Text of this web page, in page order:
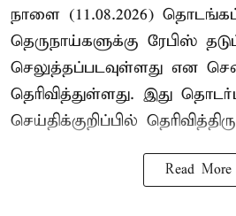
நாளை (11.08.2026)
தெருநாய்களுக்கு ரேபிஸ்
செலுத்தப்படவுள்ளது என
தெரிவித்துள்ளது. இது
செய்திக்குறிப்பில்
Read More